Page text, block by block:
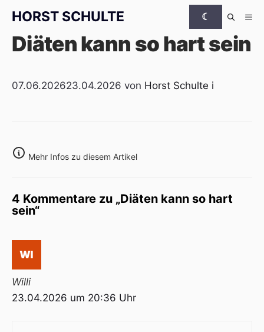
HORST SCHULTE ☾
Diäten kann so hart sein
07.06.202623.04.2026 von Horst Schulte i
Mehr Infos zu diesem Artikel
4 Kommentare zu „Diäten kann so hart
sein“
Willi
23.04.2026 um 20:36 Uhr